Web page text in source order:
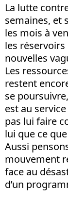
La lutte
semaines, et
les mois à
les
nouvelles
Les
restent
se
est au
pas lui faire
lui que ce
Aussi
mouvement
face au
d’un